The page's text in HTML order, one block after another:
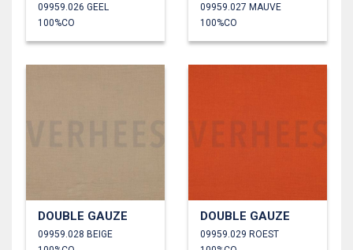
09959.026 GEEL
100%CO
09959.027 MAUVE
100%CO
DOUBLE GAUZE
09959.028 BEIGE
DOUBLE GAUZE
09959.029 ROEST